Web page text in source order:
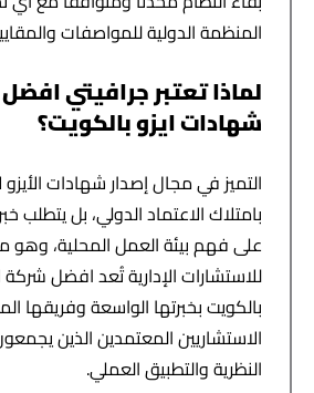
المنظمة الدولية للمواصفات
لماذا تعتبر جرافيتي
شهادات ايزو بالكويت؟
التميز في مجال إصدار شهادات
بامتلاك الاعتماد الدولي، بل يتطلب
على فهم بيئة العمل المحلية، وهو
للاستشارات الإدارية تُعد افضل
بالكويت بخبرتها الواسعة وفريقها
الاستشاريين المعتمدين الذين
النظرية والتطبيق العملي.